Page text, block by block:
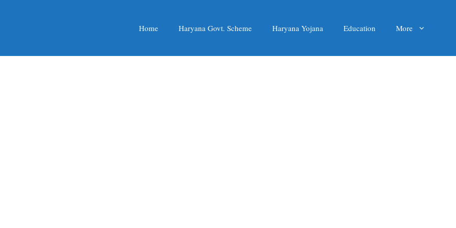
Home Haryana Govt. Scheme Haryana Yojana Education More